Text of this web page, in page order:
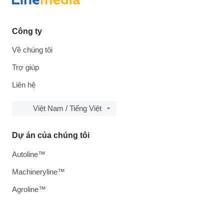
Công ty
Về chúng tôi
Trợ giúp
Liên hệ
Việt Nam / Tiếng Việt
Dự án của chúng tôi
Autoline™
Machineryline™
Agroline™